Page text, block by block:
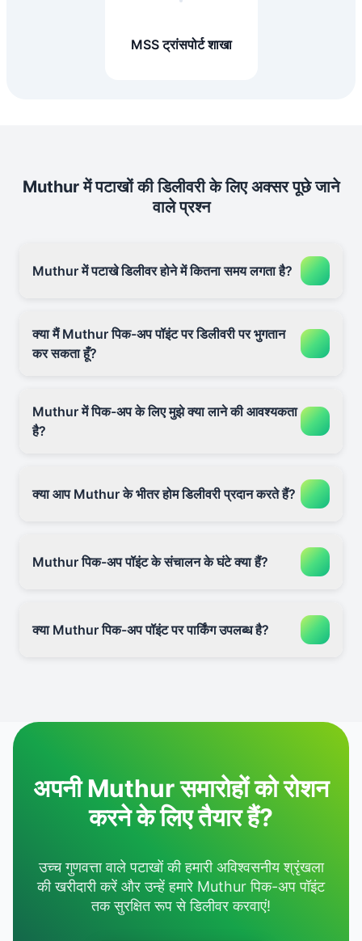
MSS ट्रांसपोर्ट शाखा
Muthur में पटाखों की डिलीवरी के लिए अक्सर पूछे जाने
वाले प्रश्न
Muthur में पटाखे डिलीवर होने में कितना समय लगता है?
क्या मैं Muthur पिक-अप पॉइंट पर डिलीवरी पर भुगतान
कर सकता हूँ?
Muthur में पिक-अप के लिए मुझे क्या लाने की आवश्यकता
है?
क्या आप Muthur के भीतर होम डिलीवरी प्रदान करते हैं?
Muthur पिक-अप पॉइंट के संचालन के घंटे क्या हैं?
क्या Muthur पिक-अप पॉइंट पर पार्किंग उपलब्ध है?
अपनी Muthur समारोहों को रोशन
करने के लिए तैयार हैं?
उच्च गुणवत्ता वाले पटाखों की हमारी अविश्वसनीय श्रृंखला
की खरीदारी करें और उन्हें हमारे Muthur पिक-अप पॉइंट
तक सुरक्षित रूप से डिलीवर करवाएं!